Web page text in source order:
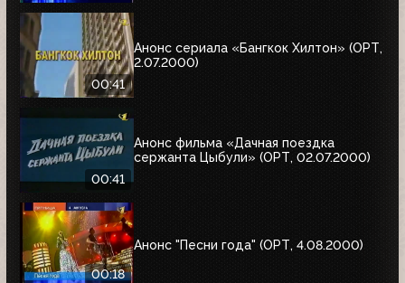
00:41
Анонс сериала «Бангкок Хилтон» (ОРТ,
2.07.2000)
00:41
Анонс фильма «Дачная поездка
сержанта Цыбули» (ОРТ, 02.07.2000)
00:18
Анонс "Песни года" (ОРТ, 4.08.2000)